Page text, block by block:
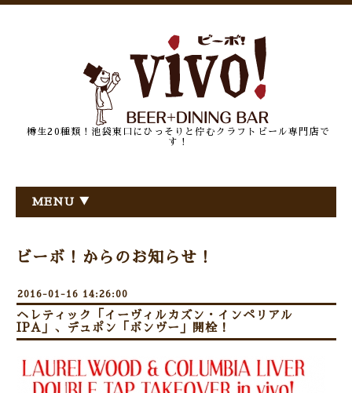
樽生20種類！池袋東口にひっそりと佇むクラフトビール専門店で
す！
MENU ▼
ビーボ！からのお知らせ！
2016-01-16 14:26:00
ヘレティック「イーヴィルカズン・インペリアル
IPA」、デュポン「ボンヴー」開栓！